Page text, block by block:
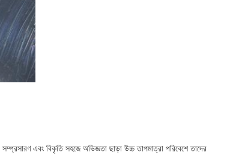
এবং বিকৃতি সহজে অভিজ্ঞতা ছাড়া উচ্চ তাপমাত্রা পরিবেশে তাদের